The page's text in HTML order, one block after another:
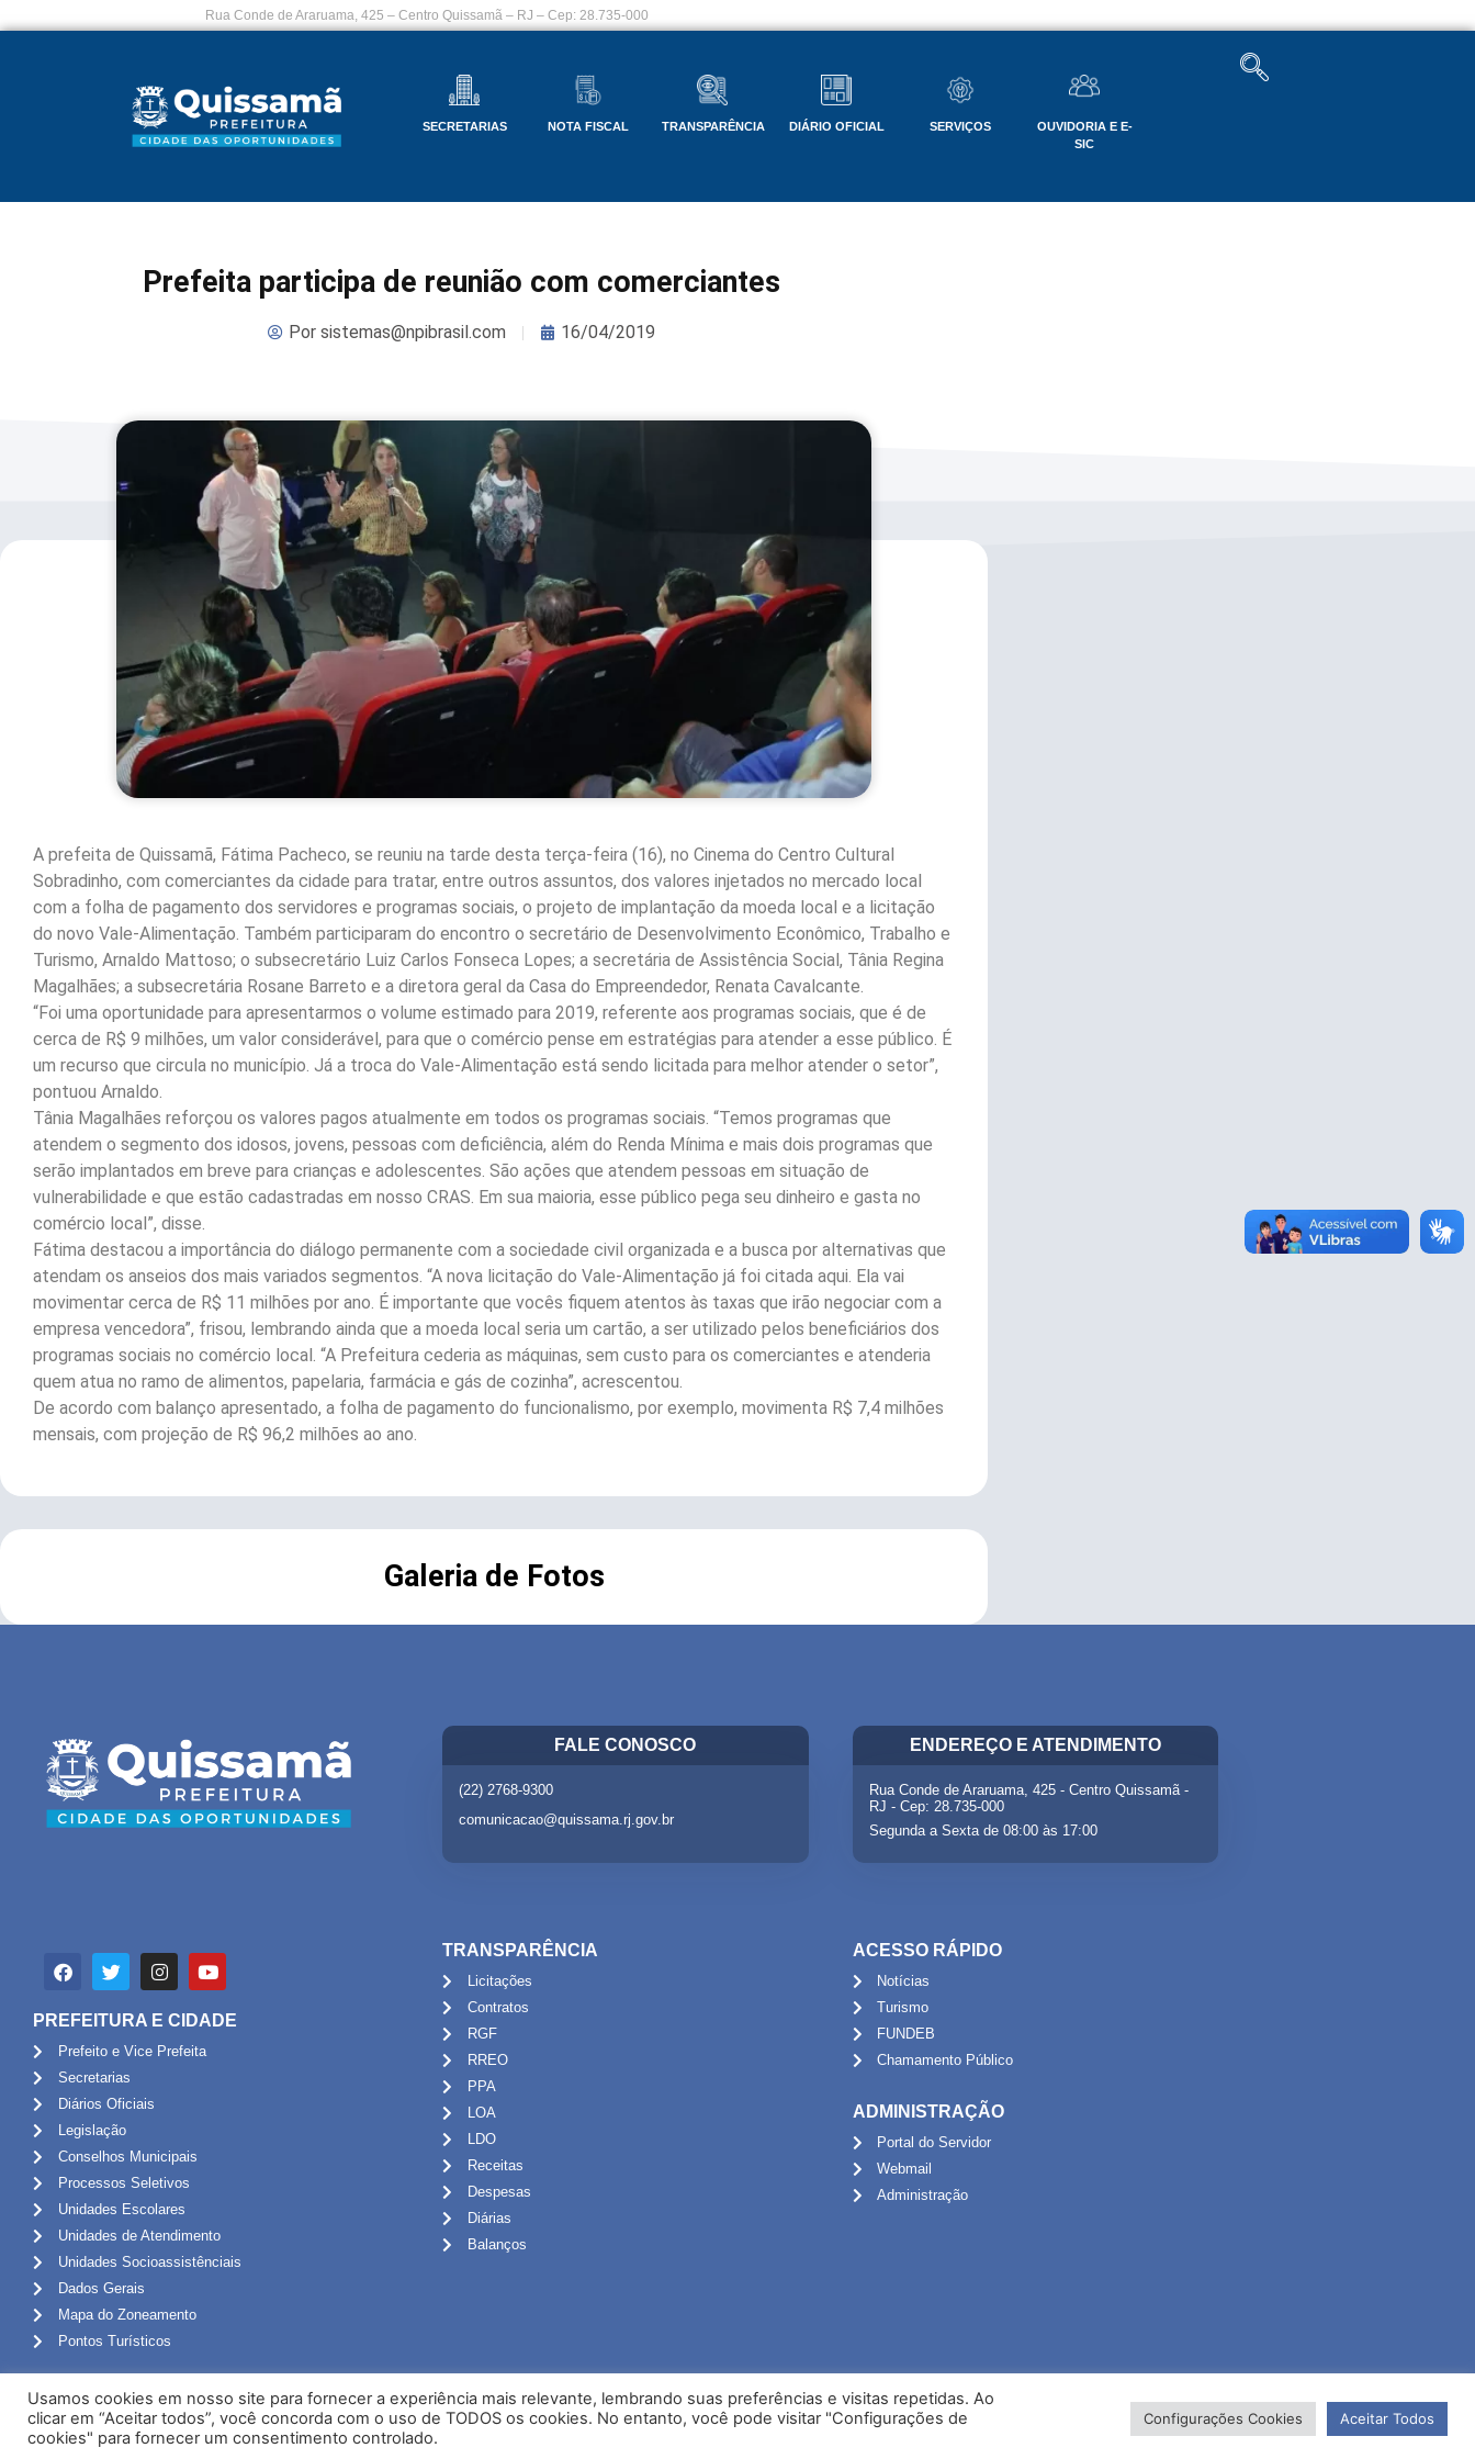
Rua Conde de Araruama, 425 – Centro Quissamã – RJ – Cep: 28.735-000
SECRETARIAS NOTA FISCAL TRANSPARÊNCIA DIÁRIO OFICIAL SERVIÇOS
OUVIDORIA E E-
SIC
Prefeita participa de reunião com comerciantes
Porsistemas@npibrasil.com 16/04/2019
A prefeita de Quissamã, Fátima Pacheco, se reuniu na tarde desta terça-feira (16), no Cinema do Centro Cultural
Sobradinho, com comerciantes da cidade para tratar, entre outros assuntos, dos valores injetados no mercado local
com a folha de pagamento dos servidores e programas sociais, o projeto de implantação da moeda local e a licitação
do novo Vale-Alimentação. Também participaram do encontro o secretário de Desenvolvimento Econômico, Trabalho e
Turismo, Arnaldo Mattoso; o subsecretário Luiz Carlos Fonseca Lopes; a secretária de Assistência Social, Tânia Regina
Magalhães; a subsecretária Rosane Barreto e a diretora geral da Casa do Empreendedor, Renata Cavalcante.
“Foi uma oportunidade para apresentarmos o volume estimado para 2019, referente aos programas sociais, que é de
cerca de R$ 9 milhões, um valor considerável, para que o comércio pense em estratégias para atender a esse público. É
um recurso que circula no município. Já a troca do Vale-Alimentação está sendo licitada para melhor atender o setor”,
pontuou Arnaldo.
Tânia Magalhães reforçou os valores pagos atualmente em todos os programas sociais. “Temos programas que
atendem o segmento dos idosos, jovens, pessoas com deficiência, além do Renda Mínima e mais dois programas que
serão implantados em breve para crianças e adolescentes. São ações que atendem pessoas em situação de
vulnerabilidade e que estão cadastradas em nosso CRAS. Em sua maioria, esse público pega seu dinheiro e gasta no
comércio local”, disse.
Fátima destacou a importância do diálogo permanente com a sociedade civil organizada e a busca por alternativas que
atendam os anseios dos mais variados segmentos. “A nova licitação do Vale-Alimentação já foi citada aqui. Ela vai
movimentar cerca de R$ 11 milhões por ano. É importante que vocês fiquem atentos às taxas que irão negociar com a
empresa vencedora”, frisou, lembrando ainda que a moeda local seria um cartão, a ser utilizado pelos beneficiários dos
programas sociais no comércio local. “A Prefeitura cederia as máquinas, sem custo para os comerciantes e atenderia
quem atua no ramo de alimentos, papelaria, farmácia e gás de cozinha”, acrescentou.
De acordo com balanço apresentado, a folha de pagamento do funcionalismo, por exemplo, movimenta R$ 7,4 milhões
mensais, com projeção de R$ 96,2 milhões ao ano.
Galeria de Fotos
FALE CONOSCO
(22) 2768-9300
comunicacao@quissama.rj.gov.br
ENDEREÇO E ATENDIMENTO
Rua Conde de Araruama, 425 - Centro Quissamã -
RJ - Cep: 28.735-000
Segunda a Sexta de 08:00 às 17:00
PREFEITURA E CIDADE
Prefeito e Vice Prefeita
Secretarias
Diários Oficiais
Legislação
Conselhos Municipais
Processos Seletivos
Unidades Escolares
Unidades de Atendimento
Unidades Socioassistênciais
Dados Gerais
Mapa do Zoneamento
Pontos Turísticos
TRANSPARÊNCIA
Licitações
Contratos
RGF
RREO
PPA
LOA
LDO
Receitas
Despesas
Diárias
Balanços
ACESSO RÁPIDO
Notícias
Turismo
FUNDEB
Chamamento Público
ADMINISTRAÇÃO
Portal do Servidor
Webmail
Administração
Usamos cookies em nosso site para fornecer a experiência mais relevante, lembrando suas preferências e visitas repetidas. Ao
clicar em “Aceitar todos”, você concorda com o uso de TODOS os cookies. No entanto, você pode visitar "Configurações de
cookies" para fornecer um consentimento controlado.
Configurações Cookies Aceitar Todos